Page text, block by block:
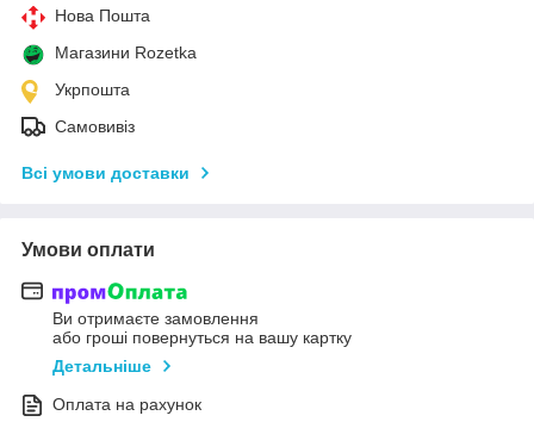
Нова Пошта
Магазини Rozetka
Укрпошта
Самовивіз
Всі умови доставки
Умови оплати
Ви отримаєте замовлення
або гроші повернуться на вашу картку
Детальніше
Оплата на рахунок